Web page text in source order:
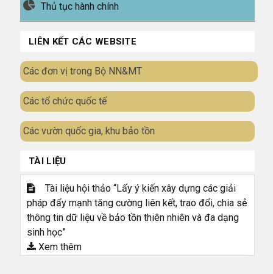
Thủ tục hành chính
LIÊN KẾT CÁC WEBSITE
Các đơn vị trong Bộ NN&MT
Các tổ chức quốc tế
Các vườn quốc gia, khu bảo tồn
TÀI LIỆU
Tài liệu hội thảo “Lấy ý kiến xây dựng các giải
pháp đẩy mạnh tăng cường liên kết, trao đổi, chia sẻ
thông tin dữ liệu về bảo tồn thiên nhiên và đa dạng
sinh học”
Xem thêm